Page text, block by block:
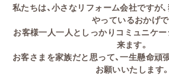
私たちは、小さなリフォーム会社ですが
やっているおかげで
お客様一人一人としっかりコミュニケ
来ます。
お客さまを家族だと思って、一生懸命頑
お願いいたします。